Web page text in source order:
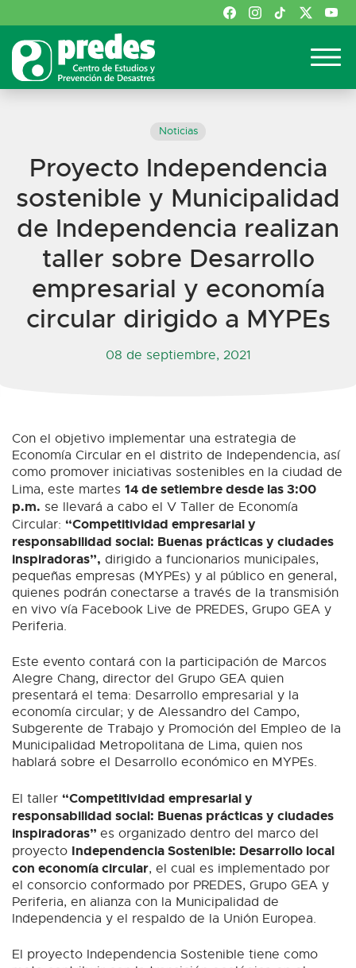
Noticias
Proyecto Independencia
sostenible y Municipalidad
de Independencia realizan
taller sobre Desarrollo
empresarial y economía
circular dirigido a MYPEs
08 de septiembre, 2021
Con el objetivo implementar una estrategia de
Economía Circular en el distrito de Independencia, así
como promover iniciativas sostenibles en la ciudad de
Lima, este martes 14 de setiembre desde las 3:00
p.m. se llevará a cabo el V Taller de Economía
Circular: “Competitividad empresarial y
responsabilidad social: Buenas prácticas y ciudades
inspiradoras”, dirigido a funcionarios municipales,
pequeñas empresas (MYPEs) y al público en general,
quienes podrán conectarse a través de la transmisión
en vivo vía Facebook Live de PREDES, Grupo GEA y
Periferia.
Este evento contará con la participación de Marcos
Alegre Chang, director del Grupo GEA quien
presentará el tema: Desarrollo empresarial y la
economía circular; y de Alessandro del Campo,
Subgerente de Trabajo y Promoción del Empleo de la
Municipalidad Metropolitana de Lima, quien nos
hablará sobre el Desarrollo económico en MYPEs.
El taller “Competitividad empresarial y
responsabilidad social: Buenas prácticas y ciudades
inspiradoras” es organizado dentro del marco del
proyecto Independencia Sostenible: Desarrollo local
con economía circular, el cual es implementado por
el consorcio conformado por PREDES, Grupo GEA y
Periferia, en alianza con la Municipalidad de
Independencia y el respaldo de la Unión Europea.
El proyecto Independencia Sostenible tiene como